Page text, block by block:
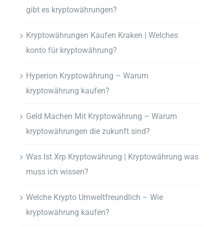
gibt es kryptowährungen?
Kryptowährungen Kaufen Kraken | Welches
konto für kryptowährung?
Hyperion Kryptowährung – Warum
kryptowährung kaufen?
Geld Machen Mit Kryptowährung – Warum
kryptowährungen die zukunft sind?
Was Ist Xrp Kryptowährung | Kryptowährung was
muss ich wissen?
Welche Krypto Umweltfreundlich – Wie
kryptowährung kaufen?